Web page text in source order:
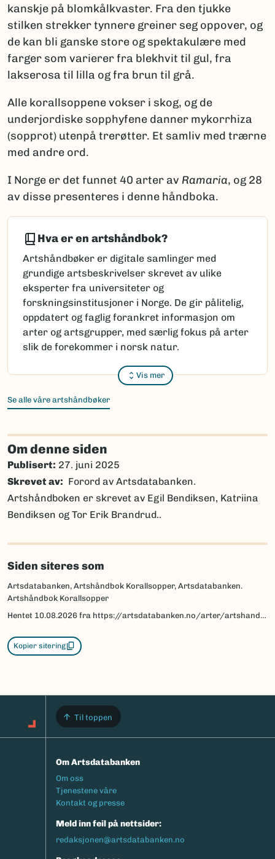
kanskje på blomkålkvaster. Fra den tjukke
stilken strekker tynnere greiner seg oppover, og
de kan bli ganske store og spektakulære med
farger som varierer fra blekhvit til gul, fra
lakserosa til lilla og fra brun til grå.
Alle korallsoppene vokser i skog, og de
underjordiske sopphyfene danner mykorrhiza
(sopprot) utenpå trerøtter. Et samliv med trærne
med andre ord.
I Norge er det funnet 40 arter av Ramaria, og 28
av disse presenteres i denne håndboka.
Hva er en artshåndbok?
Artshåndbøker er digitale samlinger med
grundige artsbeskrivelser skrevet av ulike
eksperter fra universiteter og
forskningsinstitusjoner i Norge. De gir pålitelig,
oppdatert og faglig forankret informasjon om
arter og artsgrupper, med særlig fokus på arter
slik de forekommer i norsk natur.
Vis mer
Se alle våre artshåndbøker
Om denne siden
Publisert: 27. juni 2025
Skrevet av
Forord av Artsdatabanken.
Artshåndboken er skrevet av Egil Bendiksen, Katriina
Bendiksen og Tor Erik Brandrud..
Siden siteres som
Artsdatabanken, Artshåndbok Korallsopper, Artsdatabanken.
Artshåndbok Korallsopper
Hentet 10.08.2026 fra https://artsdatabanken.no/arter/artshandbok-korallsopper
Kopier sitering
Til toppen
Om Artsdatabanken
Footermeny
Om oss
Tjenestene våre
Kontakt og presse
Meld inn feil på nettsider:
redaksjonen@artsdatabanken.no